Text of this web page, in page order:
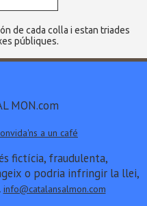
de cada colla i estan triades
públiques.
MON.com
a un café
fictícia, fraudulenta,
o podria infringir la llei,
info@catalansalmon.com